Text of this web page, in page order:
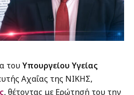
του Υπουργείου Υγείας
Αχαΐας της ΝΙΚΗΣ,
, θέτοντας με Ερώτησή του την